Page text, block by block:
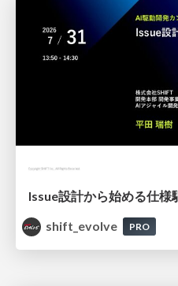
shift_evolve
PRO